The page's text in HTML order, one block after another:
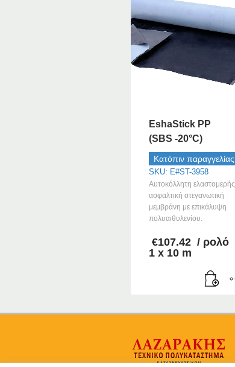
EshaStick PP
(SBS -20°C)
Κατόπιν παραγγελίας
SKU: E#ST-3958
Αυτοκόλλητη ελαστομερής
ασφαλτική στεγανωτική
μεμβράνη με επικάλυψη
πολυαιθυλενίου.
€107.42 / ρολό
1 x 10 m